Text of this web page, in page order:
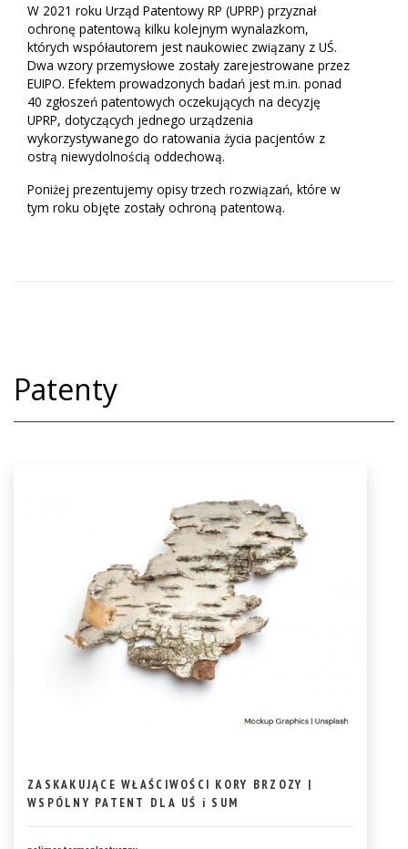
W 2021 roku Urząd Patentowy RP (UPRP) przyznał
ochronę patentową kilku kolejnym wynalazkom,
których współautorem jest naukowiec związany z UŚ.
Dwa wzory przemysłowe zostały zarejestrowane przez
EUIPO. Efektem prowadzonych badań jest m.in. ponad
40 zgłoszeń patentowych oczekujących na decyzję
UPRP, dotyczących jednego urządzenia
wykorzystywanego do ratowania życia pacjentów z
ostrą niewydolnością oddechową.
Poniżej prezentujemy opisy trzech rozwiązań, które w
tym roku objęte zostały ochroną patentową.
Patenty
ZASKAKUJĄCE WŁAŚCIWOŚCI KORY BRZOZY |
WSPÓLNY PATENT DLA UŚ i SUM